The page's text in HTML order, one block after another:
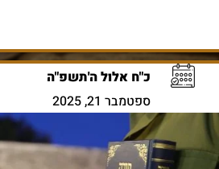
כ"ח אלול ה'תשפ"ה
ספטמבר 21, 2025